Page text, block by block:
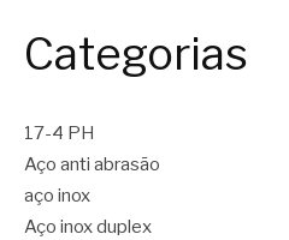
Categorias
17-4 PH
Aço anti abrasão
aço inox
Aço inox duplex